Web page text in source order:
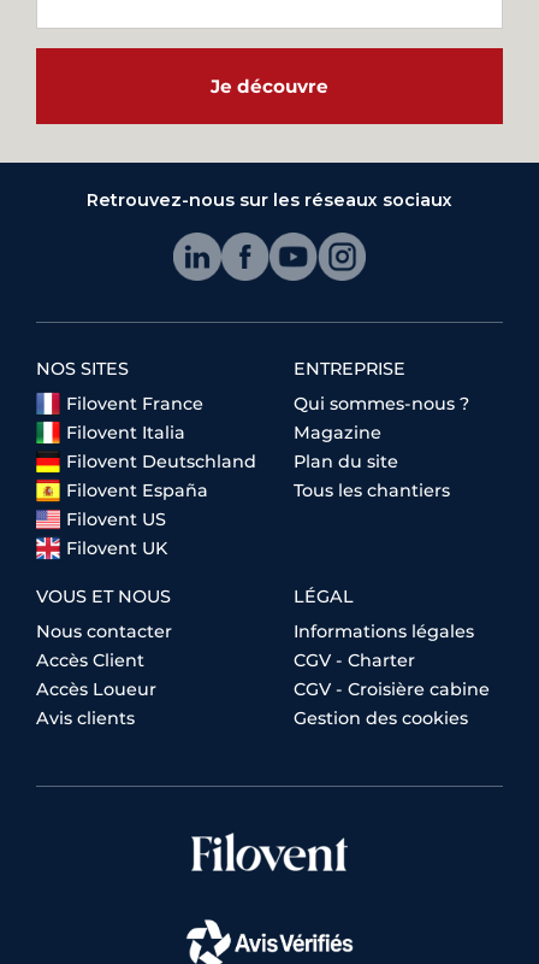
Je découvre
Retrouvez-nous sur les réseaux sociaux
NOS SITES
Filovent France
Filovent Italia
Filovent Deutschland
Filovent España
Filovent US
Filovent UK
ENTREPRISE
Qui sommes-nous ?
Magazine
Plan du site
Tous les chantiers
VOUS ET NOUS
Nous contacter
Accès Client
Accès Loueur
Avis clients
LÉGAL
Informations légales
CGV - Charter
CGV - Croisière cabine
Gestion des cookies